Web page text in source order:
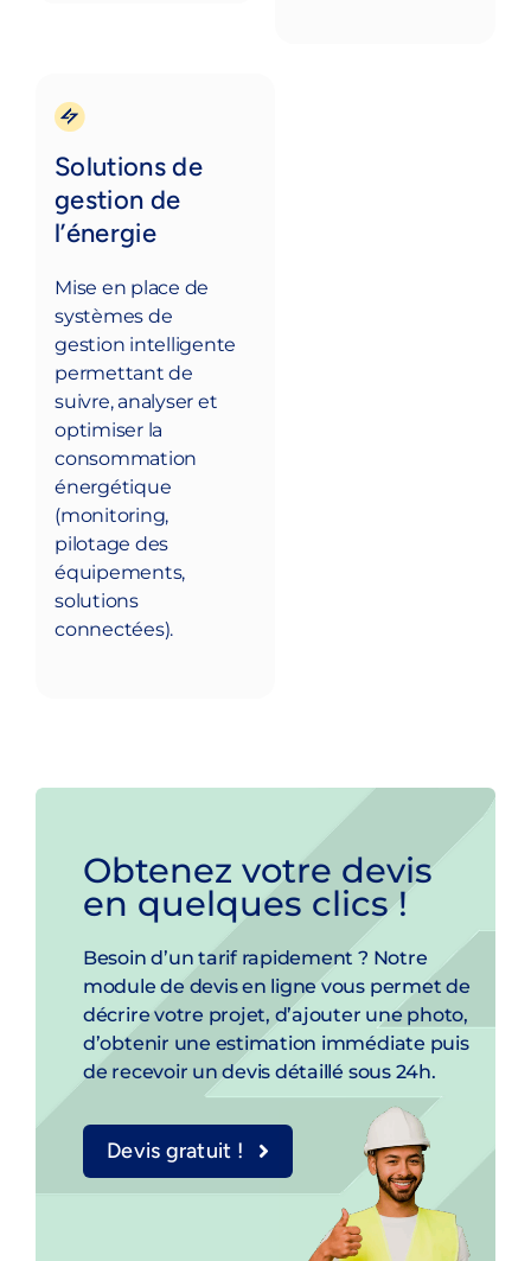
Solutions de
gestion de
l’énergie
Mise en place de
systèmes de
gestion intelligente
permettant de
suivre, analyser et
optimiser la
consommation
énergétique
(monitoring,
pilotage des
équipements,
solutions
connectées).
Obtenez votre devis
en quelques clics !
Besoin d’un tarif rapidement ? Notre
module de devis en ligne vous permet de
décrire votre projet, d’ajouter une photo,
d’obtenir une estimation immédiate puis
de recevoir un devis détaillé sous 24h.
Devis gratuit !